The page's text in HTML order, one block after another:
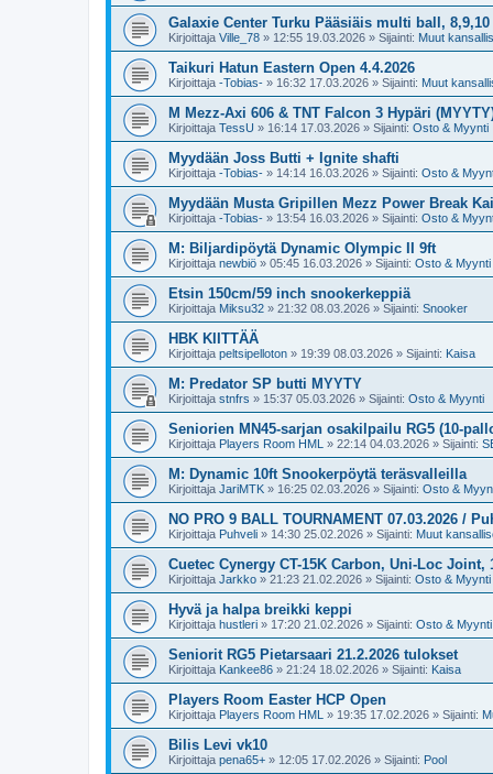
Galaxie Center Turku Pääsiäis multi ball, 8,9,10
Kirjoittaja Ville_78 » 12:55 19.03.2026 » Sijainti: Muut
Taikuri Hatun Eastern Open 4.4.2026
Kirjoittaja -Tobias- » 16:32 17.03.2026 » Sijainti: Muut
M Mezz-Axi 606 & TNT Falcon 3 Hypäri
Kirjoittaja TessU » 16:14 17.03.2026 » Sijainti: Osto & Myynti
Myydään Joss Butti + Ignite shafti
Kirjoittaja -Tobias- » 14:14 16.03.2026 » Sijainti: Osto &
Myydään Musta Gripillen Mezz Power Break Kai
Kirjoittaja -Tobias- » 13:54 16.03.2026 » Sijainti: Osto &
M: Biljardipöytä Dynamic Olympic II 9ft
Kirjoittaja newbiö » 05:45 16.03.2026 » Sijainti: Osto & Myynti
Etsin 150cm/59 inch snookerkeppiä
Kirjoittaja Miksu32 » 21:32 08.03.2026 » Sijainti: Snooker
HBK KIITTÄÄ
Kirjoittaja peltsipelloton » 19:39 08.03.2026 » Sijainti: Kaisa
M: Predator SP butti MYYTY
Kirjoittaja stnfrs » 15:37 05.03.2026 » Sijainti: Osto & Myynti
Seniorien MN45-sarjan osakilpailu RG5 (10-
Kirjoittaja Players Room HML » 22:14 04.03.2026 » Sijainti:
M: Dynamic 10ft Snookerpöytä teräsvalleilla
Kirjoittaja JariMTK » 16:25 02.03.2026 » Sijainti: Osto &
NO PRO 9 BALL TOURNAMENT 07.03.2026 /
Kirjoittaja Puhveli » 14:30 25.02.2026 » Sijainti: Muut
Cuetec Cynergy CT-15K Carbon, Uni-Loc Joint,
Kirjoittaja Jarkko » 21:23 21.02.2026 » Sijainti: Osto & Myynti
Hyvä ja halpa breikki keppi
Kirjoittaja hustleri » 17:20 21.02.2026 » Sijainti: Osto & Myynti
Seniorit RG5 Pietarsaari 21.2.2026 tulokset
Kirjoittaja Kankee86 » 21:24 18.02.2026 » Sijainti: Kaisa
Players Room Easter HCP Open
Kirjoittaja Players Room HML » 19:35 17.02.2026 » Sijainti:
Bilis Levi vk10
Kirjoittaja pena65+ » 12:05 17.02.2026 » Sijainti: Pool